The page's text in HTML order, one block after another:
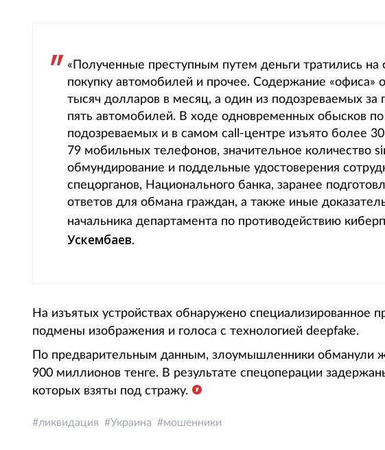
«Полученные преступным путем деньги тратились на
покупку автомобилей и прочее. Содержание «офиса»
тысяч долларов в месяц, а один из подозреваемых за
пять автомобилей. В ходе одновременных обысков
подозреваемых и в самом сall-центре изъято более
79 мобильных телефонов, значительное количество
обмундирование и поддельные удостоверения
спецорганов, Национального банка, заранее
ответов для обмана граждан, а также иные
начальника департамента по противодействию
Ускембаев.
На изъятых устройствах обнаружено специализированное
подмены изображения и голоса с технологией deepfake.
По предварительным данным, злоумышленники обманули
900 миллионов тенге. В результате спецоперации
которых взяты под стражу.
ликвидация Украина мошенники